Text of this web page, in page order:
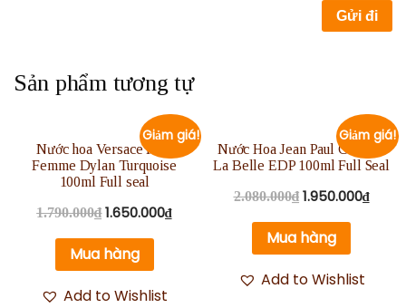
Sản phẩm tương tự
Giảm giá!
Nước hoa Versace Pour
Femme Dylan Turquoise
100ml Full seal
1.790.000₫ 1.650.000₫
Mua hàng
Add to Wishlist
Giảm giá!
Nước Hoa Jean Paul Gaultier
La Belle EDP 100ml Full Seal
2.080.000₫ 1.950.000₫
Mua hàng
Add to Wishlist